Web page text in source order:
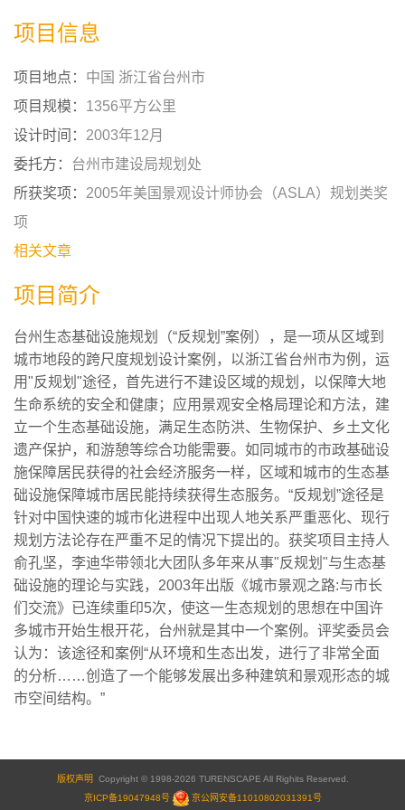
项目信息
项目地点： 中国 浙江省台州市
项目规模： 1356平方公里
设计时间： 2003年12月
委托方： 台州市建设局规划处
所获奖项： 2005年美国景观设计师协会（ASLA）规划类奖
项
相关文章
项目简介
台州生态基础设施规划（“反规划”案例），是一项从区域到
城市地段的跨尺度规划设计案例，以浙江省台州市为例，运
用"反规划"途径，首先进行不建设区域的规划，以保障大地
生命系统的安全和健康；应用景观安全格局理论和方法，建
立一个生态基础设施，满足生态防洪、生物保护、乡土文化
遗产保护，和游憩等综合功能需要。如同城市的市政基础设
施保障居民获得的社会经济服务一样，区域和城市的生态基
础设施保障城市居民能持续获得生态服务。“反规划”途径是
针对中国快速的城市化进程中出现人地关系严重恶化、现行
规划方法论存在严重不足的情况下提出的。获奖项目主持人
俞孔坚，李迪华带领北大团队多年来从事"反规划"与生态基
础设施的理论与实践，2003年出版《城市景观之路:与市长
们交流》已连续重印5次，使这一生态规划的思想在中国许
多城市开始生根开花，台州就是其中一个案例。评奖委员会
认为：该途径和案例“从环境和生态出发，进行了非常全面
的分析……创造了一个能够发展出多种建筑和景观形态的城
市空间结构。”
版权声明 Copyright © 1998-2026 TURENSCAPE All Righits Reserved.
京ICP备19047948号
京公网安备11010802031391号